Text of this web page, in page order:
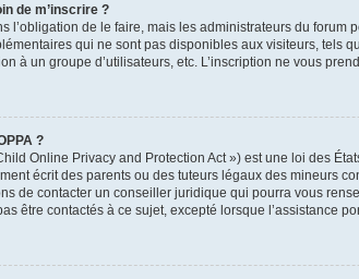
de m’inscrire ?
l’obligation de le faire, mais les administrateurs du
qui ne sont pas disponibles aux visiteurs, tels
à un groupe d’utilisateurs, etc. L’inscription ne vous
?
Online Privacy and Protection Act ») est une loi des
écrit des parents ou des tuteurs légaux des mineurs
de contacter un conseiller juridique qui pourra vous
être contactés à ce sujet, excepté lorsque l’assistance